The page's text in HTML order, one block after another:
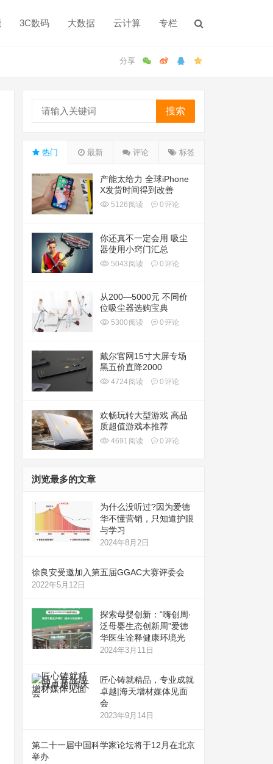
3C数码 大数据 云计算 专栏
搜索
热门 最新 评论 标签
产能太给力 全球iPhone
X发货时间得到改善
5126 阅读 0评论
你还真不一定会用 吸尘
器使用小窍门汇总
5043 阅读 0评论
从200—5000元 不同价
位吸尘器选购宝典
5300 阅读 0评论
戴尔官网15寸大屏专场
黑五价直降2000
4724 阅读 0评论
欢畅玩转大型游戏 高品
质超值游戏本推荐
4691 阅读 0评论
浏览最多的文章
为什么没听过?因为爱德
华不懂营销，只知道护眼
与学习
2024年8月2日
徐良安受邀加入第五届GGAC大赛评委会
2022年5月12日
探索母婴创新：“嗨创周·
泛母婴生态创新周”爱德
华医生诠释健康环境光
2024年3月11日
匠心铸就精品，专业成就
卓越|海天增材媒体见面
会
2023年9月14日
第二十一届中国科学家论坛将于12月在北京
举办